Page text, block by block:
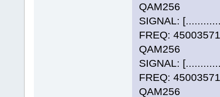
QAM256
SIGNAL:
FREQ:
QAM256
SIGNAL:
FREQ:
QAM256